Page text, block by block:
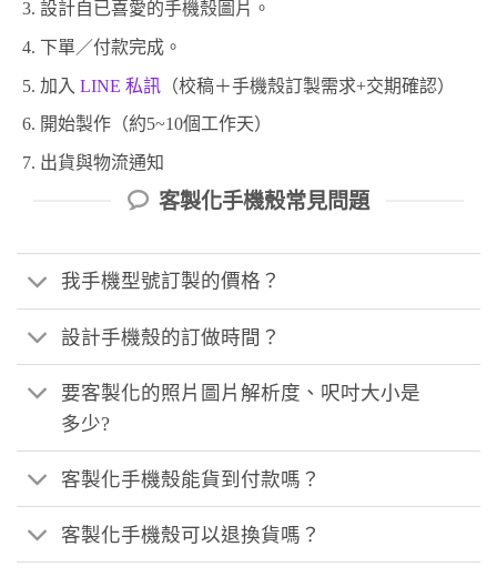
設計自已喜愛的手機殼圖片。
下單／付款完成。
加入 LINE 私訊（校稿＋手機殼訂製需求+交期確認）
開始製作（約5~10個工作天）
出貨與物流通知
客製化手機殼常見問題
我手機型號訂製的價格？
設計手機殼的訂做時間？
要客製化的照片圖片解析度、呎吋大小是
多少?
客製化手機殼能貨到付款嗎？
客製化手機殼可以退換貨嗎？